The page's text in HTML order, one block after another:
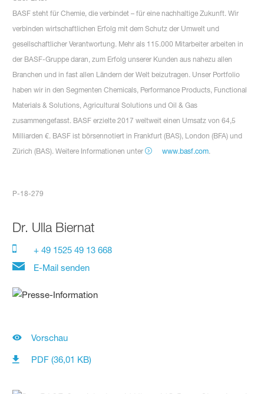
BASF steht für Chemie, die verbindet – für eine nachhaltige Zukunft. Wir
verbinden wirtschaftlichen Erfolg mit dem Schutz der Umwelt und
gesellschaftlicher Verantwortung. Mehr als 115.000 Mitarbeiter arbeiten in
der BASF-Gruppe daran, zum Erfolg unserer Kunden aus nahezu allen
Branchen und in fast allen Ländern der Welt beizutragen. Unser Portfolio
haben wir in den Segmenten Chemicals, Performance Products, Functional
Materials & Solutions, Agricultural Solutions und Oil & Gas
zusammengefasst. BASF erzielte 2017 weltweit einen Umsatz von 64,5
Milliarden €. BASF ist börsennotiert in Frankfurt (BAS), London (BFA) und
Zürich (BAS). Weitere Informationen unter
www.basf.com.
P-18-279
Dr. Ulla Biernat
+ 49 1525 49 13 668
E-Mail senden
Vorschau
PDF (36,01 KB)